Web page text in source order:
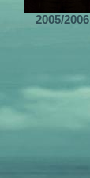
2005/2006